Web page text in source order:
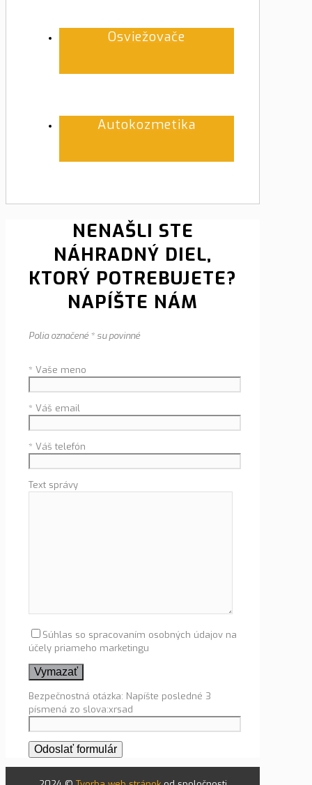
Osviežovače
Autokozmetika
NENAŠLI STE
NÁHRADNÝ DIEL,
KTORÝ POTREBUJETE?
NAPÍŠTE NÁM
Polia označené * su povinné
* Vaše meno
* Váš email
* Váš telefón
Text správy
Súhlas so spracovaním osobných údajov na
účely priameho marketingu
Bezpečnostná otázka: Napíšte posledné 3
písmená zo slova:xrsad